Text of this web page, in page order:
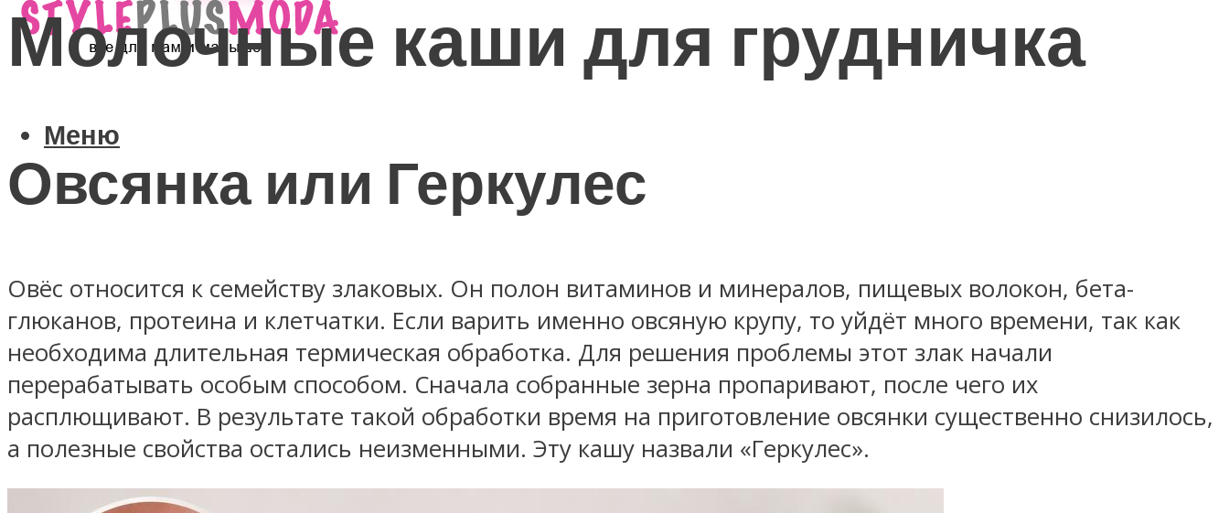
Меню
Молочные каши для грудничка
Овсянка или Геркулес
Овёс относится к семейству злаковых. Он полон витаминов и минералов, пищевых волокон, бета-
глюканов, протеина и клетчатки. Если варить именно овсяную крупу, то уйдёт много времени, так как
необходима длительная термическая обработка. Для решения проблемы этот злак начали
перерабатывать особым способом. Сначала собранные зерна пропаривают, после чего их
расплющивают. В результате такой обработки время на приготовление овсянки существенно снизилось,
а полезные свойства остались неизменными. Эту кашу назвали «Геркулес».